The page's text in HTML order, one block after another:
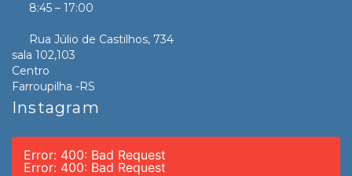
8:45 – 17:00
Rua Júlio de Castilhos, 734
sala 102,103
Centro
Farroupilha -RS
Instagram
Error: 400: Bad Request
Error: 400: Bad Request